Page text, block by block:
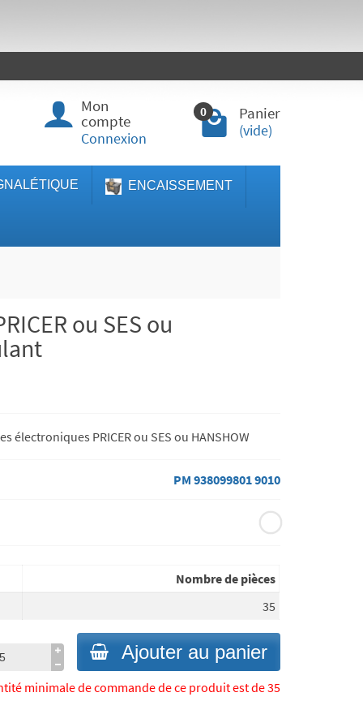
Mon
compte
Connexion
0 Panier
(vide)
ENCAISSEMENT
ou SES ou
PRICER ou SES ou HANSHOW
PM 938099801 9010
Nombre de pièces
35
Ajouter au panier
minimale de commande de ce produit est de 35